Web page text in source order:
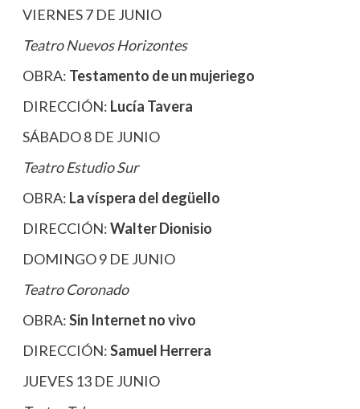
VIERNES 7 DE JUNIO
Teatro Nuevos Horizontes
OBRA: Testamento de un mujeriego
DIRECCIÓN: Lucía Tavera
SÁBADO 8 DE JUNIO
Teatro Estudio Sur
OBRA: La víspera del degüello
DIRECCIÓN:Walter Dionisio
DOMINGO 9 DE JUNIO
Teatro Coronado
OBRA:Sin Internet no vivo
DIRECCIÓN:Samuel Herrera
JUEVES 13 DE JUNIO